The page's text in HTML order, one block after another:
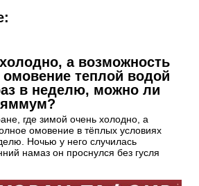
а возможность
омовение теплой водой
в неделю, можно ли
где зимой очень холодно, а
омовение в тёплых условиях
Ночью у него случилась
намаз он проснулся без гусля